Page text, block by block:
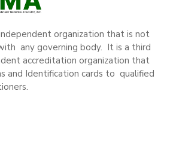
organization that is not
any governing body. It is a third
accreditation organization that
and Identification cards to qualified